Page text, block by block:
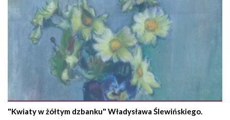
"Kwiaty w żółtym dzbanku" Władysława Ślewińskiego.